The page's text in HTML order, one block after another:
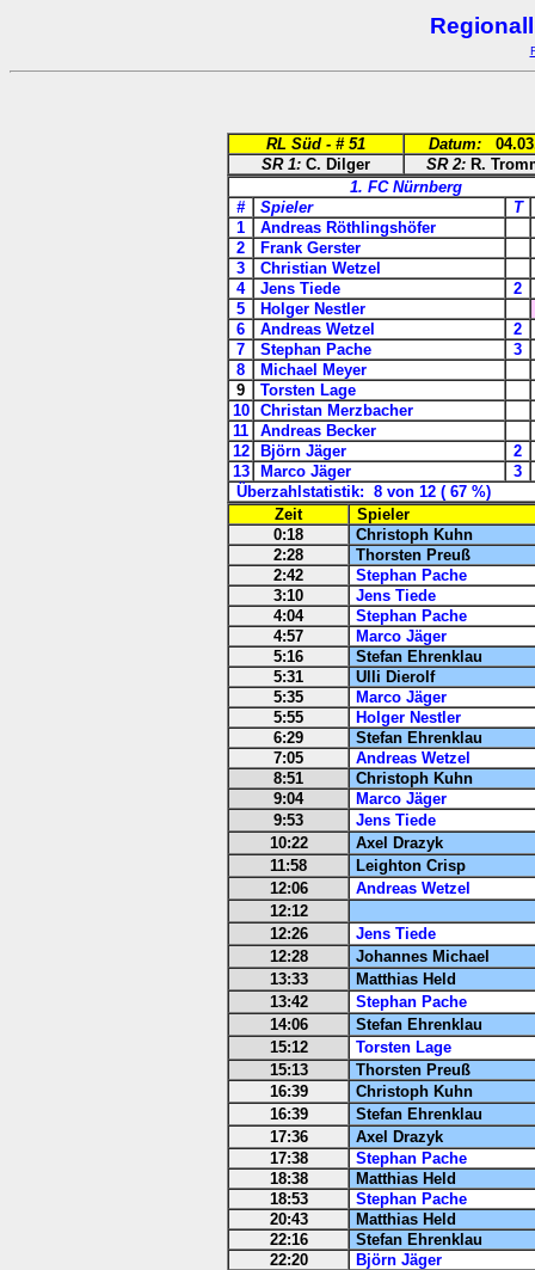
RL Süd - # 51 Datum:
SR 1: C. Dilger SR 2: R.
1. FC Nürnberg
#
Spieler
T
1
Andreas Röthlingshöfer
2
Frank Gerster
3
Christian Wetzel
4
Jens Tiede
2
5
Holger Nestler
6
Andreas Wetzel
2
7
Stephan Pache
3
8
Michael Meyer
9
Torsten Lage
10
Christan Merzbacher
11
Andreas Becker
12
Björn Jäger
2
13
Marco Jäger
3
Überzahlstatistik: 8 von 12 ( 67 %)
Zeit
Spieler
0:18
Christoph Kuhn
2:28
Thorsten Preuß
2:42
Stephan Pache
3:10
Jens Tiede
4:04
Stephan Pache
4:57
Marco Jäger
5:16
Stefan Ehrenklau
5:31
Ulli Dierolf
5:35
Marco Jäger
5:55
Holger Nestler
6:29
Stefan Ehrenklau
7:05
Andreas Wetzel
8:51
Christoph Kuhn
9:04
Marco Jäger
9:53
Jens Tiede
10:22
Axel Drazyk
11:58
Leighton Crisp
12:06
Andreas Wetzel
12:12
12:26
Jens Tiede
12:28
Johannes Michael
13:33
Matthias Held
13:42
Stephan Pache
14:06
Stefan Ehrenklau
15:12
Torsten Lage
15:13
Thorsten Preuß
16:39
Christoph Kuhn
16:39
Stefan Ehrenklau
17:36
Axel Drazyk
17:38
Stephan Pache
18:38
Matthias Held
18:53
Stephan Pache
20:43
Matthias Held
22:16
Stefan Ehrenklau
22:20
Björn Jäger